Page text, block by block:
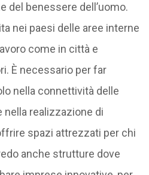
del benessere dell’uomo.
nei paesi delle aree interne
come in città e
È necessario per far
nella connettività delle
nella realizzazione di
spazi attrezzati per chi
anche strutture dove